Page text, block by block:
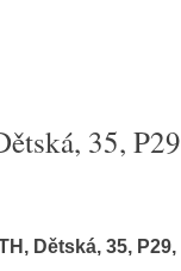
35,
Dětská, 35, P29,